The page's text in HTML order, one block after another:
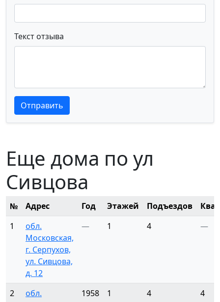
Текст отзыва
Текст отзыва
Текст отзыва
Отправить
Еще дома по ул
Сивцова
№ Адрес Год Этажей Подъездов
1
обл.
Московская,
г. Серпухов,
ул. Сивцова,
д. 12
— 1 4 —
2
обл.
1958 1 4 4